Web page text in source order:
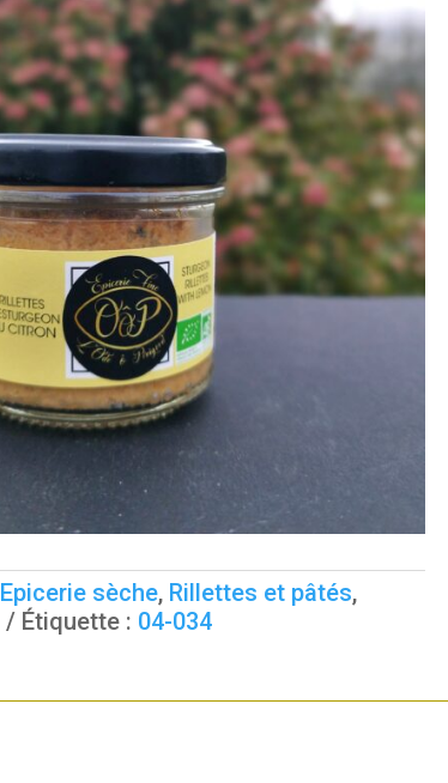
Epicerie sèche, Rillettes et pâtés,
Étiquette : 04-034